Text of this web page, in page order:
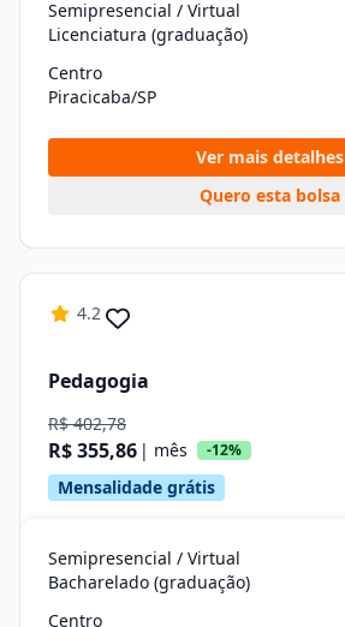
Semipresencial / Virtual
Licenciatura (graduação)
Centro
Piracicaba/SP
Ver mais detalhes
Quero esta bolsa
4.2
Pedagogia
R$ 402,78
R$ 355,86 | mês -12%
Mensalidade grátis
Semipresencial / Virtual
Bacharelado (graduação)
Centro